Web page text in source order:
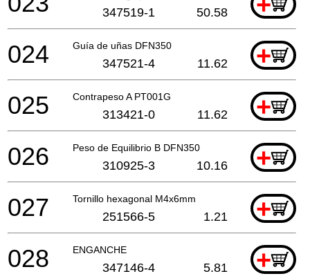
347519-1 50.58
Guía de uñas DFN350 +
024 347521-4 11.62
Contrapeso A PT001G +
025 313421-0 11.62
Peso de Equilibrio B DFN350 +
026 310925-3 10.16
Tornillo hexagonal M4x6mm +
027 251566-5 1.21
ENGANCHE +
028 347146-4 5.81